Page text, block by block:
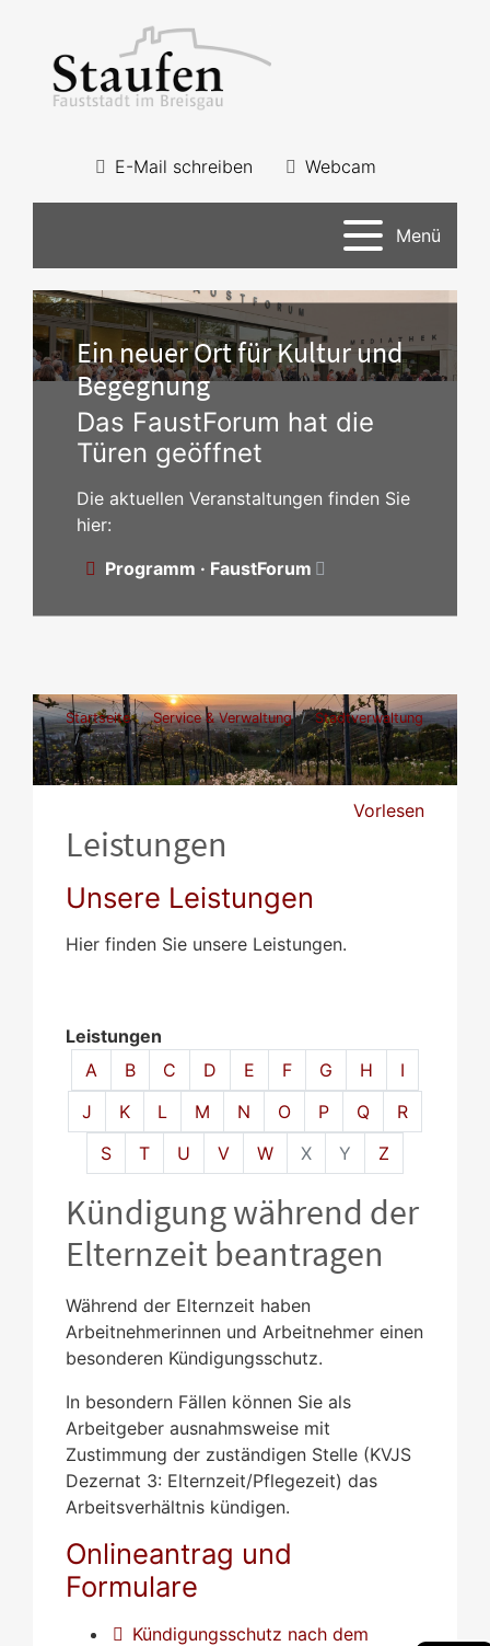
E-Mail schreiben Webcam
Menü
Ein neuer Ort für Kultur und
Begegnung
Das FaustForum hat die
Türen geöffnet
Die aktuellen Veranstaltungen finden Sie
hier:
Programm · FaustForum
Startseite Service & Verwaltung
Stadtverwaltung
Leistungen
Vorlesen
Leistungen
Unsere Leistungen
Hier finden Sie unsere Leistungen.
Leistungen
Alphabetisches Register überspringen
A B C D E F G H
I
J
K L M N O P Q
R
S
T U V W X Y Z
Kündigung während der
Elternzeit beantragen
Während der Elternzeit haben
Arbeitnehmerinnen und Arbeitnehmer einen
besonderen Kündigungsschutz.
In besondern Fällen können Sie als
Arbeitgeber ausnahmsweise mit
Zustimmung der zuständigen Stelle (KVJS
Dezernat 3: Elternzeit/Pflegezeit) das
Arbeitsverhältnis kündigen.
Onlineantrag und
Formulare
Kündigungsschutz nach dem